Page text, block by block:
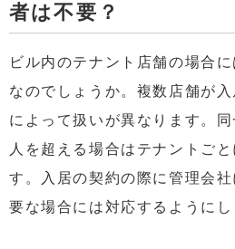
者は不要？
ビル内のテナント店舗の場合
なのでしょうか。複数店舗が
によって扱いが異なります。
人を超える場合はテナントご
す。入居の契約の際に管理会
要な場合には対応するようにし